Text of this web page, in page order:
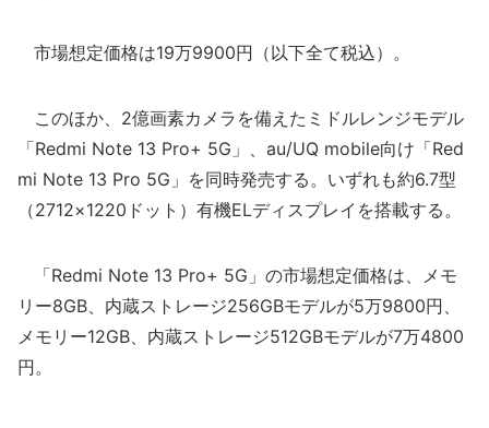
市場想定価格は19万9900円（以下全て税込）。
このほか、2億画素カメラを備えたミドルレンジモデル
「Redmi Note 13 Pro+ 5G」、au/UQ mobile向け「Red
mi Note 13 Pro 5G」を同時発売する。いずれも約6.7型
（2712×1220ドット）有機ELディスプレイを搭載する。
「Redmi Note 13 Pro+ 5G」の市場想定価格は、メモ
リー8GB、内蔵ストレージ256GBモデルが5万9800円、
メモリー12GB、内蔵ストレージ512GBモデルが7万4800
円。